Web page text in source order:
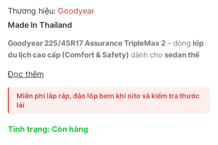
Made In Thailand
Thương hiệu: Goodyear
Goodyear 225/45R17 Assurance TripleMax 2 – dòng lốp
du lịch cao cấp (Comfort & Safety) dành cho sedan thể
ướt vượt trội, phanh ngắn, vận hành êm ái và tiết kiệm
nhiên liệu
và hợp chấtFuelSaving Compound, giúp tăng độ bám,
giảm ma sát lăn và kéo dài tuổi thọ lốp
dòng Mazda 6, Honda Civic RS, Toyota Camry, Hyundai
Sonata, Kia K5.
Đọc thêm
Miễn phí lắp ráp, đảo lốp bơm khí nito và kiểm tra thước
lái
Tình trạng: Còn hàng